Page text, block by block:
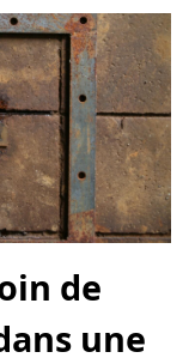
de
une